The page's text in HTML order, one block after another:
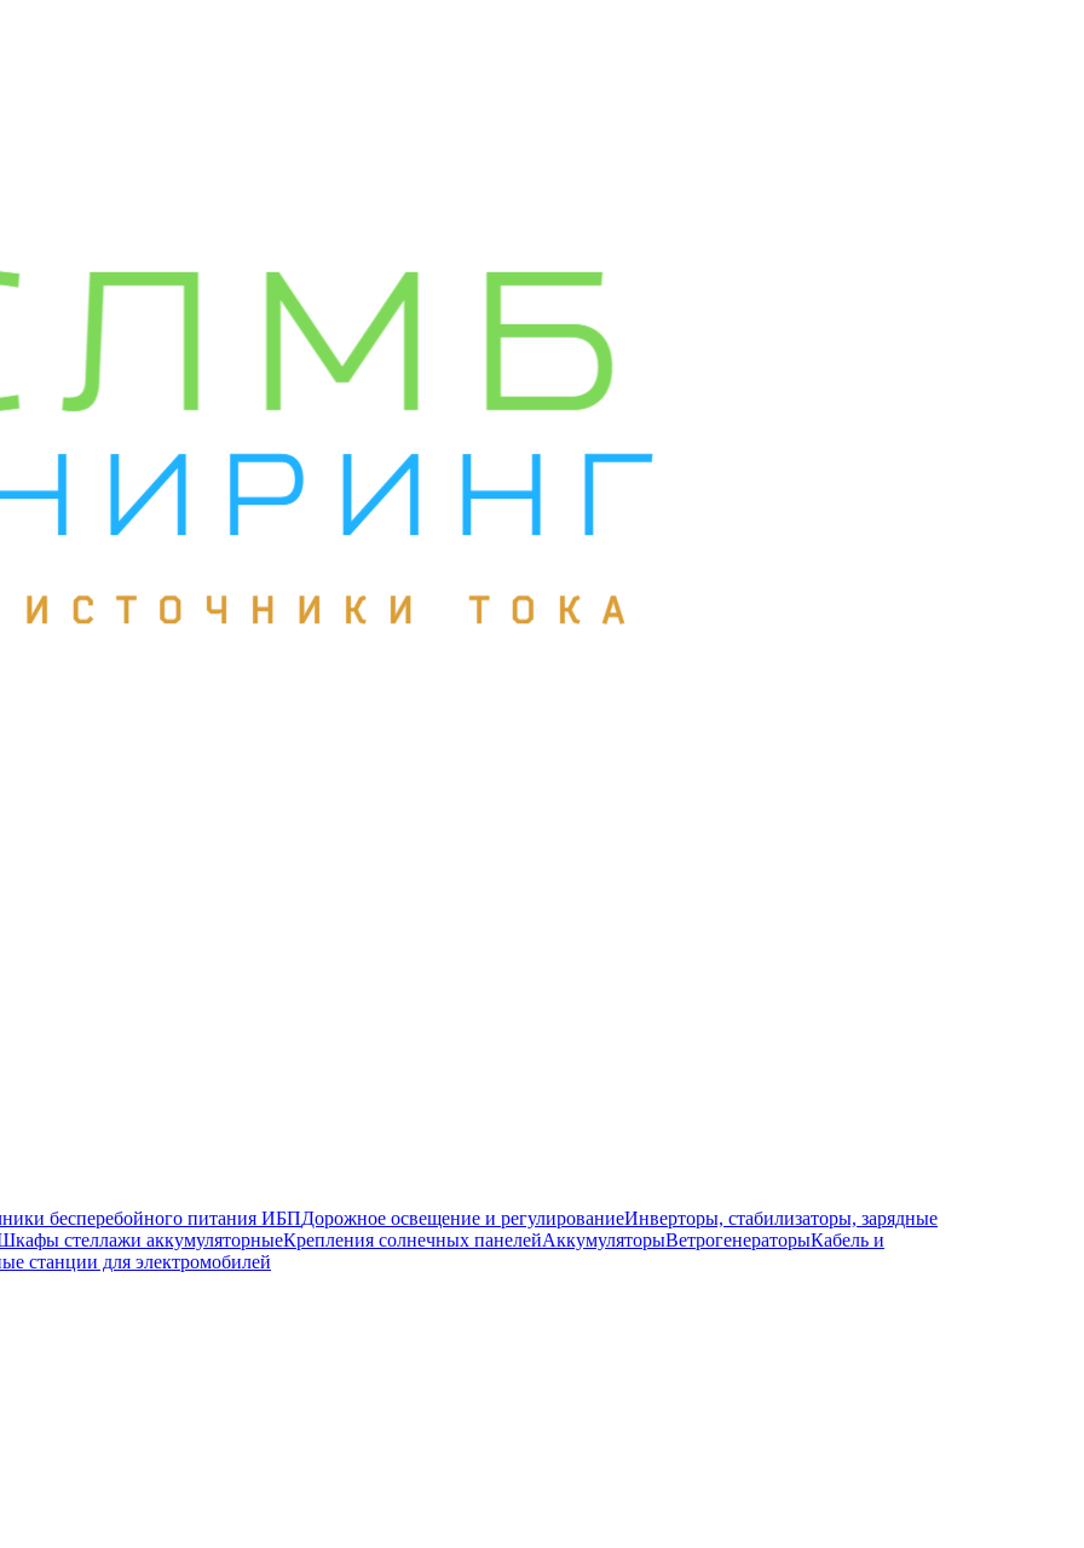
бесперебойного питания ИБПДорожное освещение и регулированиеИнверторы, стабилизаторы, зарядные
стеллажи аккумуляторныеКрепления солнечных панелейАккумуляторыВетрогенераторыКабель и
станции для электромобилей